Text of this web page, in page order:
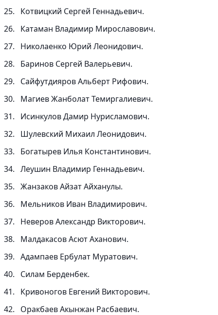
Котвицкий Сергей Геннадьевич.
Катаман Владимир Мирославович.
Николаенко Юрий Леонидович.
Баринов Сергей Валерьевич.
Сайфутдияров Альберт Рифович.
Магиев Жанболат Темиргалиевич.
Исинкулов Дамир Нурисламович.
Шулевский Михаил Леонидович.
Богатырев Илья Константинович.
Леушин Владимир Геннадьевич.
Жанзаков Айзат Айханулы.
Мельников Иван Владимирович.
Неверов Александр Викторович.
Малдакасов Асют Аханович.
Адампаев Ербулат Муратович.
Силам Берденбек.
Кривоногов Евгений Викторович.
Оракбаев Акынжан Расбаевич.